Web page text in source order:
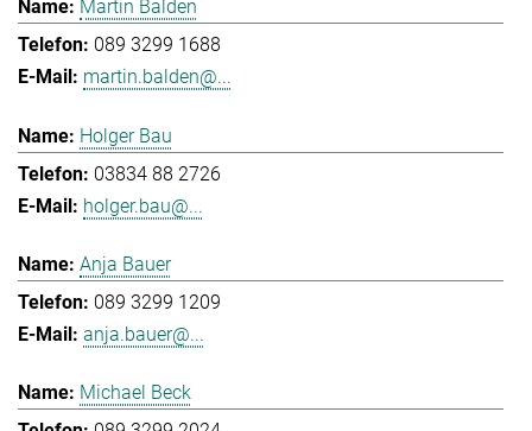
Martin Balden
089 3299 1688
martin.balden@...
Holger Bau
03834 88 2726
holger.bau@...
Anja Bauer
089 3299 1209
anja.bauer@...
Michael Beck